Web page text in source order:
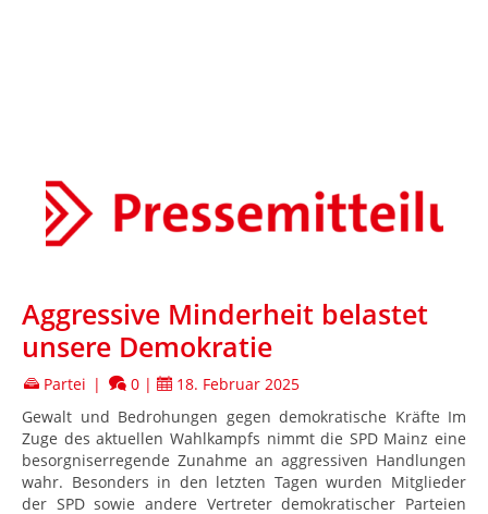
Aggressive Minderheit belastet
unsere Demokratie
Partei | 0 |
18. Februar 2025
Gewalt und Bedrohungen gegen demokratische Kräfte Im
Zuge des aktuellen Wahlkampfs nimmt die SPD Mainz eine
besorgniserregende Zunahme an aggressiven Handlungen
wahr. Besonders in den letzten Tagen wurden Mitglieder
der SPD sowie andere Vertreter demokratischer Parteien